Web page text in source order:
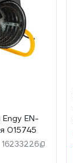
EN-
015745
16233226